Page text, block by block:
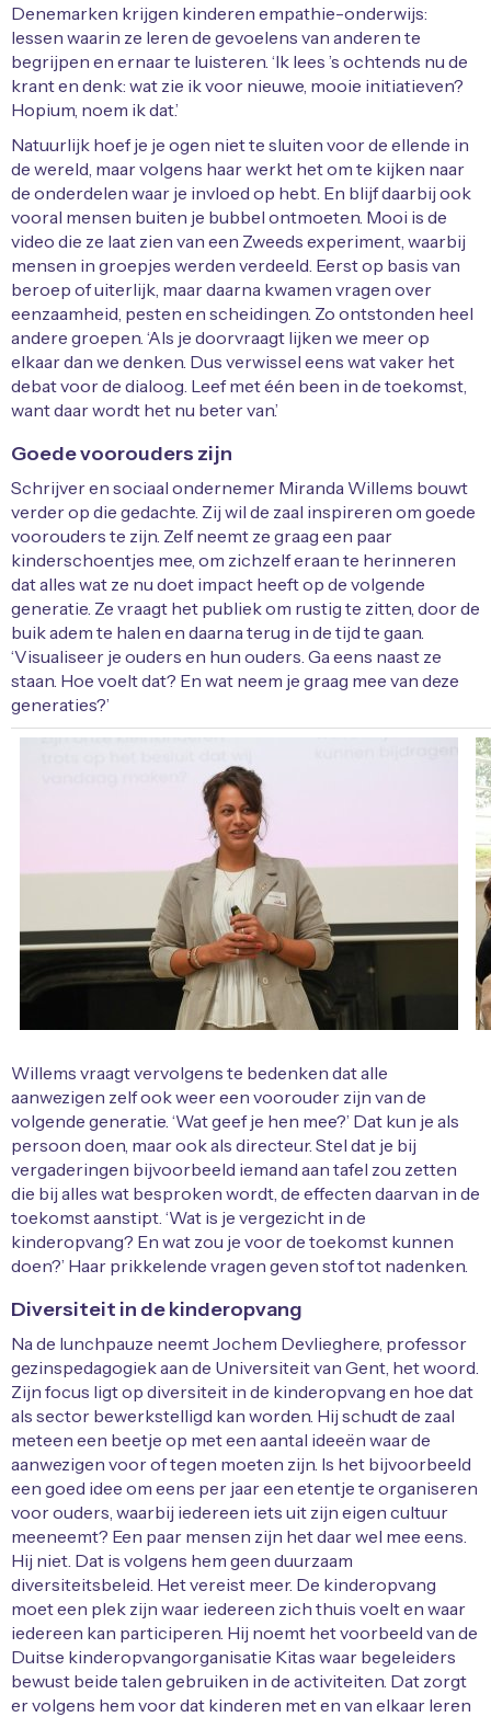
Denemarken krijgen kinderen empathie-onderwijs:
lessen waarin ze leren de gevoelens van anderen te
begrijpen en ernaar te luisteren. ‘Ik lees ’s ochtends nu de
krant en denk: wat zie ik voor nieuwe, mooie initiatieven?
Hopium, noem ik dat.’
Natuurlijk hoef je je ogen niet te sluiten voor de ellende in
de wereld, maar volgens haar werkt het om te kijken naar
de onderdelen waar je invloed op hebt. En blijf daarbij ook
vooral mensen buiten je bubbel ontmoeten. Mooi is de
video die ze laat zien van een Zweeds experiment, waarbij
mensen in groepjes werden verdeeld. Eerst op basis van
beroep of uiterlijk, maar daarna kwamen vragen over
eenzaamheid, pesten en scheidingen. Zo ontstonden heel
andere groepen. ‘Als je doorvraagt lijken we meer op
elkaar dan we denken. Dus verwissel eens wat vaker het
debat voor de dialoog. Leef met één been in de toekomst,
want daar wordt het nu beter van.’
Goede voorouders zijn
Schrijver en sociaal ondernemer Miranda Willems bouwt
verder op die gedachte. Zij wil de zaal inspireren om goede
voorouders te zijn. Zelf neemt ze graag een paar
kinderschoentjes mee, om zichzelf eraan te herinneren
dat alles wat ze nu doet impact heeft op de volgende
generatie. Ze vraagt het publiek om rustig te zitten, door de
buik adem te halen en daarna terug in de tijd te gaan.
‘Visualiseer je ouders en hun ouders. Ga eens naast ze
staan. Hoe voelt dat? En wat neem je graag mee van deze
generaties?’
Willems vraagt vervolgens te bedenken dat alle
aanwezigen zelf ook weer een voorouder zijn van de
volgende generatie. ‘Wat geef je hen mee?’ Dat kun je als
persoon doen, maar ook als directeur. Stel dat je bij
vergaderingen bijvoorbeeld iemand aan tafel zou zetten
die bij alles wat besproken wordt, de effecten daarvan in de
toekomst aanstipt. ‘Wat is je vergezicht in de
kinderopvang? En wat zou je voor de toekomst kunnen
doen?’ Haar prikkelende vragen geven stof tot nadenken.
Diversiteit in de kinderopvang
Na de lunchpauze neemt Jochem Devlieghere, professor
gezinspedagogiek aan de Universiteit van Gent, het woord.
Zijn focus ligt op diversiteit in de kinderopvang en hoe dat
als sector bewerkstelligd kan worden. Hij schudt de zaal
meteen een beetje op met een aantal ideeën waar de
aanwezigen voor of tegen moeten zijn. Is het bijvoorbeeld
een goed idee om eens per jaar een etentje te organiseren
voor ouders, waarbij iedereen iets uit zijn eigen cultuur
meeneemt? Een paar mensen zijn het daar wel mee eens.
Hij niet. Dat is volgens hem geen duurzaam
diversiteitsbeleid. Het vereist meer. De kinderopvang
moet een plek zijn waar iedereen zich thuis voelt en waar
iedereen kan participeren. Hij noemt het voorbeeld van de
Duitse kinderopvangorganisatie Kitas waar begeleiders
bewust beide talen gebruiken in de activiteiten. Dat zorgt
er volgens hem voor dat kinderen met en van elkaar leren